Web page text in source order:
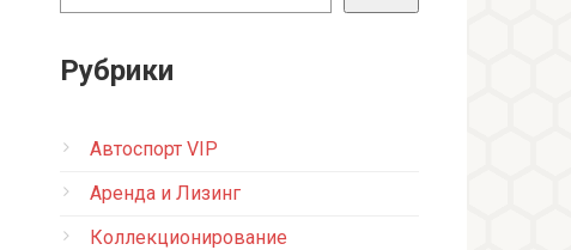
Рубрики
Автоспорт VIP
Аренда и Лизинг
Коллекционирование